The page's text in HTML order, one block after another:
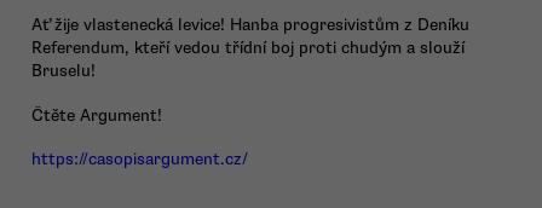
Ať žije vlastenecká levice! Hanba progresivistům z Deníku
Referendum, kteří vedou třídní boj proti chudým a slouží
Bruselu!
Čtěte Argument!
https://casopisargument.cz/